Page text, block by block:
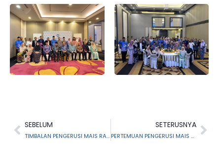
SEBELUM
TIMBALAN PENGERUSI MAIS RASMI MAJLIS KONVOKESYEN PROGRAM PENGAJIAN SEPANJANG HAYAT KALI KE-5 SESI 2024/2025
SETERUSNYA
PERTEMUAN PENGERUSI MAIS BERSAMA PIBK PERKUKUH PERANAN BADAN ISLAM DI SELANGOR